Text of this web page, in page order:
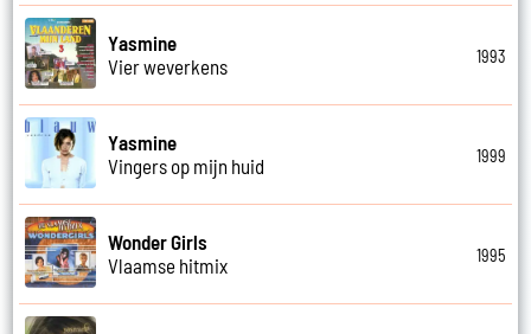
Yasmine
Vier weverkens
1993
Yasmine
Vingers op mijn huid
1999
Wonder Girls
Vlaamse hitmix
1995